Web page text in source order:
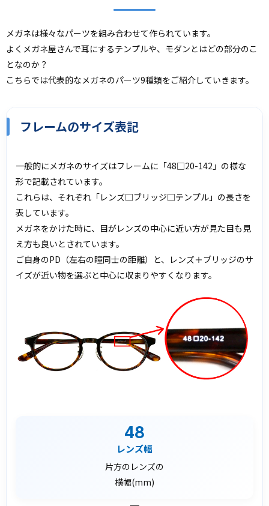
メガネは様々なパーツを組み合わせて作られています。
よくメガネ屋さんで耳にするテンプルや、モダンとはどの部分のこ
となのか？
こちらでは代表的なメガネのパーツ9種類をご紹介していきます。
フレームのサイズ表記
一般的にメガネのサイズはフレームに「48□20-142」の様な
形で記載されています。
これらは、それぞれ「レンズ□ブリッジ□テンプル」の長さを
表しています。
メガネをかけた時に、目がレンズの中心に近い方が見た目も見
え方も良いとされています。
ご自身のPD（左右の瞳同士の距離）と、レンズ＋ブリッジのサ
イズが近い物を選ぶと中心に収まりやすくなります。
48
レンズ幅
片方のレンズの
横幅(mm)